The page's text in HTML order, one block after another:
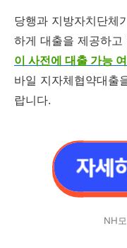
당행과 지방자치단체
하게 대출을 제공하고
이 사전에 대출 가능
바일 지자체협약대출
랍니다.
NH